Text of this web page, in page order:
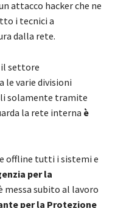
attacco hacker che ne
i tecnici a
dalla rete.
il settore
le varie divisioni
solamente tramite
la rete interna è
offline tutti i sistemi e
per la
messa subito al lavoro
per la Protezione